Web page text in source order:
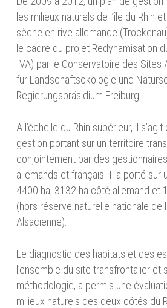
les milieux naturels de l’île du Rhin
sèche en rive allemande
le cadre du projet Redynamisation
IVA) par le Conservatoire des Sites
für Landschaftsökologie und
Regierungspräsidium Freiburg.
A l’échelle du Rhin supérieur, il
gestion portant sur un territoire
conjointement par des
allemands et français. Il a porté sur
4400 ha, 3132 ha côté allemand et
(hors réserve naturelle nationale de
Alsacienne).
Le diagnostic des habitats et des
l’ensemble du site transfrontalier et
méthodologie, a permis une
milieux naturels des deux côtés du